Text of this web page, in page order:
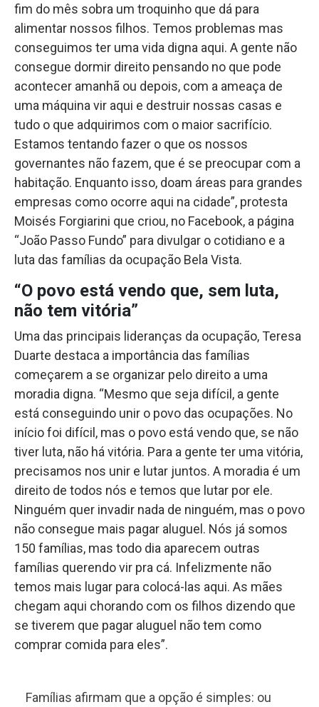
fim do mês sobra um troquinho que dá para
alimentar nossos filhos. Temos problemas mas
conseguimos ter uma vida digna aqui. A gente não
consegue dormir direito pensando no que pode
acontecer amanhã ou depois, com a ameaça de
uma máquina vir aqui e destruir nossas casas e
tudo o que adquirimos com o maior sacrifício.
Estamos tentando fazer o que os nossos
governantes não fazem, que é se preocupar com a
habitação. Enquanto isso, doam áreas para grandes
empresas como ocorre aqui na cidade”, protesta
Moisés Forgiarini que criou, no Facebook, a página
“João Passo Fundo” para divulgar o cotidiano e a
luta das famílias da ocupação Bela Vista.
“O povo está vendo que, sem luta,
não tem vitória”
Uma das principais lideranças da ocupação, Teresa
Duarte destaca a importância das famílias
começarem a se organizar pelo direito a uma
moradia digna. “Mesmo que seja difícil, a gente
está conseguindo unir o povo das ocupações. No
início foi difícil, mas o povo está vendo que, se não
tiver luta, não há vitória. Para a gente ter uma vitória,
precisamos nos unir e lutar juntos. A moradia é um
direito de todos nós e temos que lutar por ele.
Ninguém quer invadir nada de ninguém, mas o povo
não consegue mais pagar aluguel. Nós já somos
150 famílias, mas todo dia aparecem outras
famílias querendo vir pra cá. Infelizmente não
temos mais lugar para colocá-las aqui. As mães
chegam aqui chorando com os filhos dizendo que
se tiverem que pagar aluguel não tem como
comprar comida para eles”.
Famílias afirmam que a opção é simples: ou